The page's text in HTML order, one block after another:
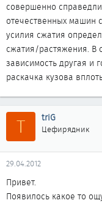
совершенно
отечественных машин
усилия сжатия
сжатия/растяжения. В
зависимость другая и
раскачка кузова
T triG
Цефирядник
29.04.2012
Привет.
Появилось какое то